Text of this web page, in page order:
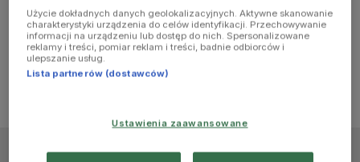
more
information)
Użycie dokładnych danych geolokalizacyjnych. Aktywne skanowanie
charakterystyki urządzenia do celów identyfikacji. Przechowywanie
informacji na urządzeniu lub dostęp do nich. Spersonalizowane
reklamy i treści, pomiar reklam i treści, badnie odbiorców i
ulepszanie usług.
Lista partnerów (dostawców)
Ustawienia zaawansowane